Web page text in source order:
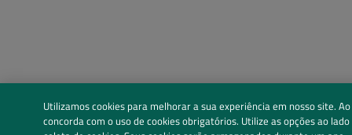
Utilizamos cookies para melhorar a sua experiência em nosso site.
concorda com o uso de cookies obrigatórios. Utilize as opções ao